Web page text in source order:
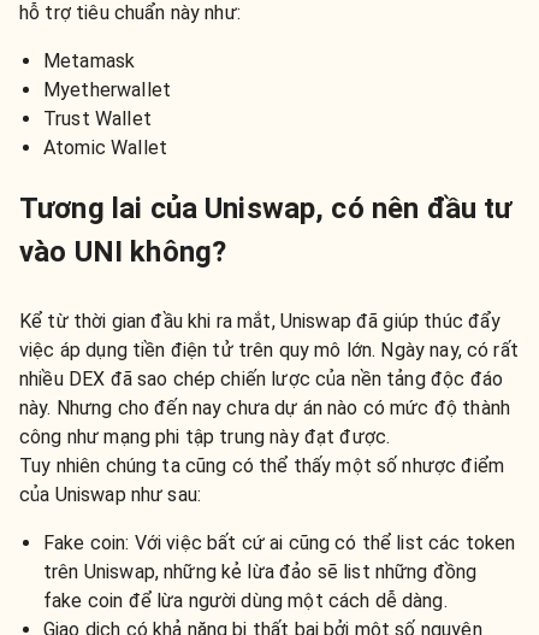
hỗ trợ tiêu chuẩn này như:
Metamask
Myetherwallet
Trust Wallet
Atomic Wallet
Tương lai của Uniswap, có nên đầu tư
vào UNI không?
Kể từ thời gian đầu khi ra mắt, Uniswap đã giúp thúc đẩy
việc áp dụng tiền điện tử trên quy mô lớn. Ngày nay, có rất
nhiều DEX đã sao chép chiến lược của nền tảng độc đáo
này. Nhưng cho đến nay chưa dự án nào có mức độ thành
công như mạng phi tập trung này đạt được.
Tuy nhiên chúng ta cũng có thể thấy một số nhược điểm
của Uniswap như sau:
Fake coin: Với việc bất cứ ai cũng có thể list các token
trên Uniswap, những kẻ lừa đảo sẽ list những đồng
fake coin để lừa người dùng một cách dễ dàng.
Giao dịch có khả năng bị thất bại bởi một số nguyên